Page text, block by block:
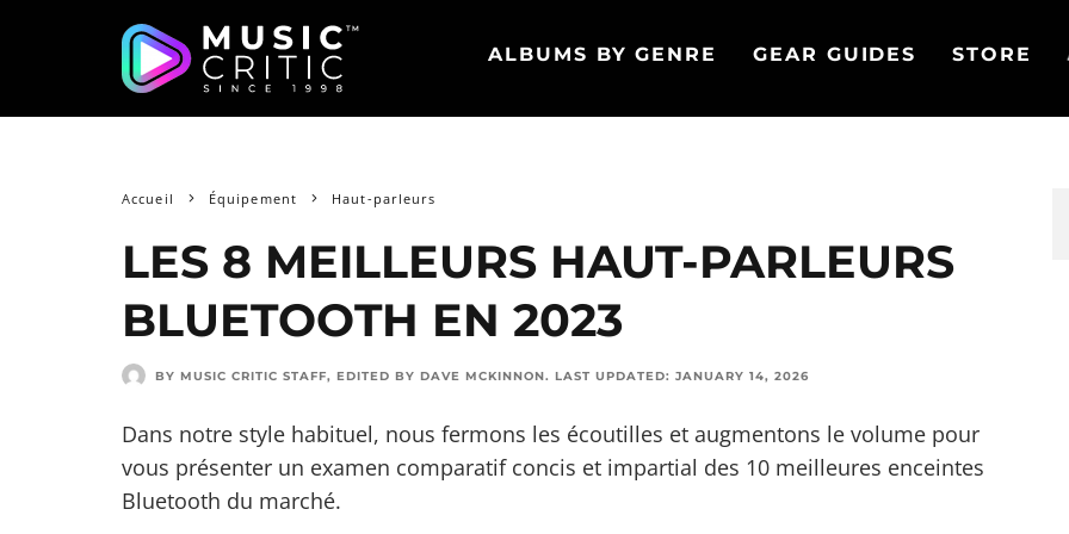
ALBUMS BY GENRE GEAR GUIDES STORE
Accueil Équipement Haut-parleurs
LES 8 MEILLEURS HAUT-PARLEURS
BLUETOOTH EN 2023
BY MUSIC CRITIC STAFF, EDITED BY DAVE MCKINNON. LAST UPDATED: JANUARY 14, 2026
Dans notre style habituel, nous fermons les écoutilles et augmentons le volume pour
vous présenter un examen comparatif concis et impartial des 10 meilleures enceintes
Bluetooth du marché.